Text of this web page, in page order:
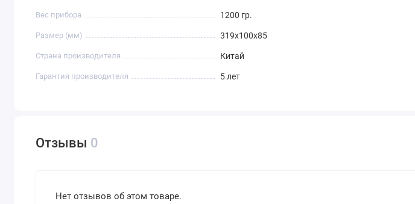
Вес прибора 1200 гр.
Размер (мм) 319x100x85
Страна производителя Китай
Гарантия производителя 5 лет
Отзывы 0
Нет отзывов об этом товаре.